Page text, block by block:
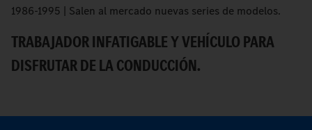
1986-1995 | Salen al mercado nuevas series de modelos.
TRABAJADOR INFATIGABLE Y VEHÍCULO PARA
DISFRUTAR DE LA CONDUCCIÓN.